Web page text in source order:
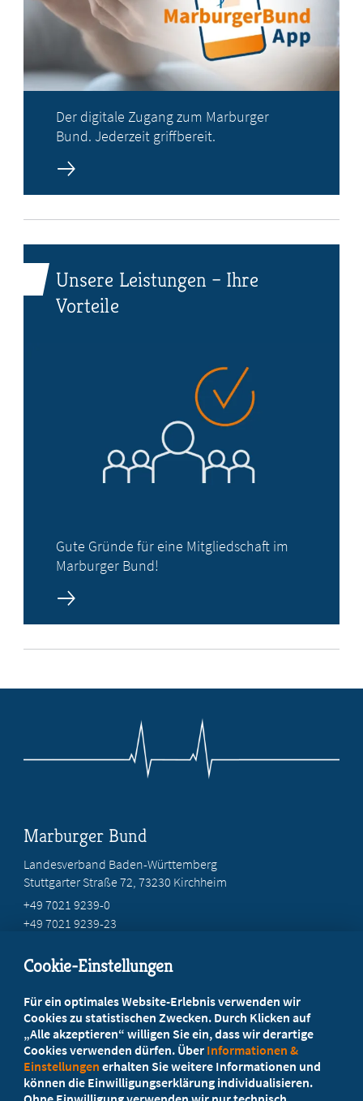
Der digitale Zugang zum Marburger
Bund. Jederzeit griffbereit.
Unsere Leistungen – Ihre
Vorteile
Gute Gründe für eine Mitgliedschaft im
Marburger Bund!
Marburger Bund
Landesverband Baden-Württemberg
Stuttgarter Straße 72, 73230 Kirchheim
+49 7021 9239-0
+49 7021 9239-23
Ihr Landesverband berät Sie!
Ansprechpartner
Cookie-Einstellungen
Für ein optimales Website-Erlebnis verwenden wir
Cookies zu statistischen Zwecken. Durch Klicken auf
„Alle akzeptieren“ willigen Sie ein, dass wir derartige
Cookies verwenden dürfen. Über Informationen &
Einstellungen erhalten Sie weitere Informationen und
können die Einwilligungserklärung individualisieren.